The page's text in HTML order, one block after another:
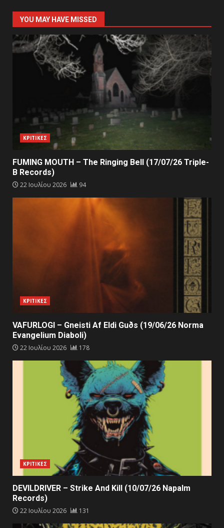
YOU MAY HAVE MISSED
ΚΡΙΤΙΚΕΣ
FUMING MOUTH – The Ringing Bell (17/07/26 Triple-
B Records)
22 Ιουλίου 2026 94
ΚΡΙΤΙΚΕΣ
VAFURLOGI – Gneisti Af Eldi Guðs (19/06/26 Norma
Evangelium Diaboli)
22 Ιουλίου 2026 178
ΚΡΙΤΙΚΕΣ
DEVILDRIVER – Strike And Kill (10/07/26 Napalm
Records)
22 Ιουλίου 2026 131